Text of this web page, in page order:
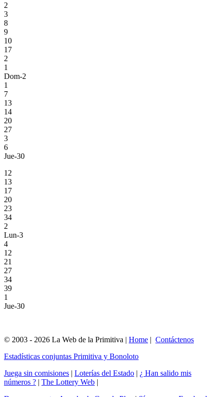
2
3
8
9
10
17
2
1
Dom-2
1
7
13
14
20
27
3
6
Jue-30
12
13
17
20
23
34
2
Lun-3
4
12
21
27
34
39
1
Jue-30
© 2003 - 2026 La Web de la Primitiva | Home | Contáctenos
Estadísticas conjuntas Primitiva y Bonoloto
Juega sin comisiones | Loterías del Estado | ¿ Han salido mis
números ? | The Lottery Web |